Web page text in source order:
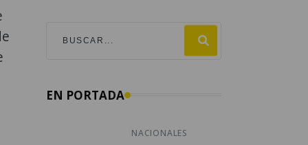
EN PORTADA
NACIONALES